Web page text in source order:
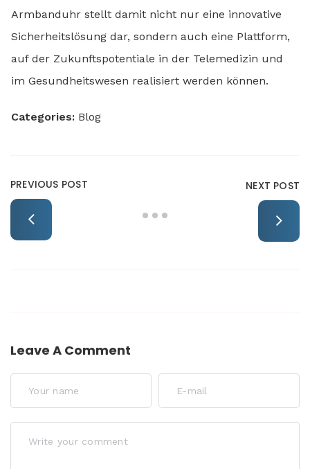
Armbanduhr stellt damit nicht nur eine innovative
Sicherheitslösung dar, sondern auch eine Plattform,
auf der Zukunftspotentiale in der Telemedizin und
im Gesundheitswesen realisiert werden können.
Categories: Blog
PREVIOUS POST NEXT POST
Leave A Comment